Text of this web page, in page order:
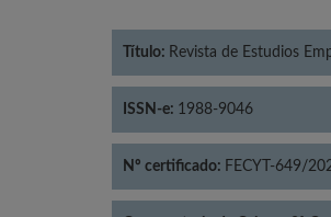
Título: Revista de Estudios
ISSN-e: 1988-9046
Nº certificado: FECYT-649/